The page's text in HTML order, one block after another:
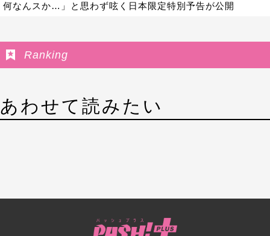
何なんスか…」と思わず呟く日本限定特別予告が公開
Ranking
あわせて読みたい